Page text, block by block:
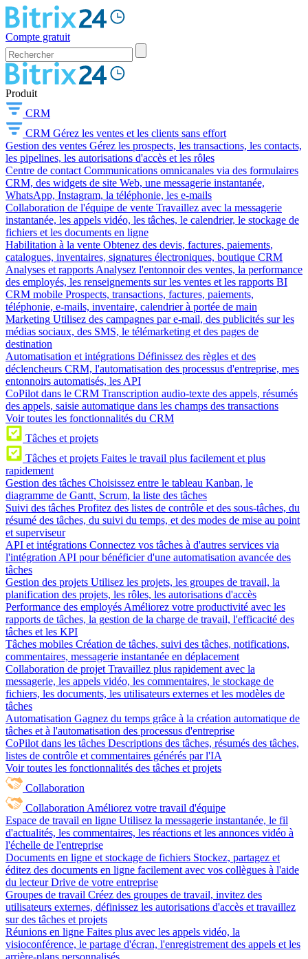
Compte gratuit
Produit
CRM
CRM Gérez les ventes et les clients sans effort
Gestion des ventes Gérez les prospects, les transactions, les contacts,
les pipelines, les autorisations d'accès et les rôles
Centre de contact Communications omnicanales via des formulaires
CRM, des widgets de site Web, une messagerie instantanée,
WhatsApp, Instagram, la téléphonie, les e-mails
Collaboration de l'équipe de vente Travaillez avec la messagerie
instantanée, les appels vidéo, les tâches, le calendrier, le stockage de
fichiers et les documents en ligne
Habilitation à la vente Obtenez des devis, factures, paiements,
catalogues, inventaires, signatures électroniques, boutique CRM
Analyses et rapports Analysez l'entonnoir des ventes, la performance
des employés, les renseignements sur les ventes et les rapports BI
CRM mobile Prospects, transactions, factures, paiements,
téléphonie, e-mails, inventaire, calendrier à portée de main
Marketing Utilisez des campagnes par e-mail, des publicités sur les
médias sociaux, des SMS, le télémarketing et des pages de
destination
Automatisation et intégrations Définissez des règles et des
déclencheurs CRM, l'automatisation des processus d'entreprise, mes
entonnoirs automatisés, les API
CoPilot dans le CRM Transcription audio-texte des appels, résumés
des appels, saisie automatique dans les champs des transactions
Voir toutes les fonctionnalités du CRM
Tâches et projets
Tâches et projets Faites le travail plus facilement et plus
rapidement
Gestion des tâches Choisissez entre le tableau Kanban, le
diagramme de Gantt, Scrum, la liste des tâches
Suivi des tâches Profitez des listes de contrôle et des sous-tâches, du
résumé des tâches, du suivi du temps, et des modes de mise au point
et superviseur
API et intégrations Connectez vos tâches à d'autres services via
l'intégration API pour bénéficier d'une automatisation avancée des
tâches
Gestion des projets Utilisez les projets, les groupes de travail, la
planification des projets, les rôles, les autorisations d'accès
Performance des employés Améliorez votre productivité avec les
rapports de tâches, la gestion de la charge de travail, l'efficacité des
tâches et les KPI
Tâches mobiles Création de tâches, suivi des tâches, notifications,
commentaires, messagerie instantanée en déplacement
Collaboration de projet Travaillez plus rapidement avec la
messagerie, les appels vidéo, les commentaires, le stockage de
fichiers, les documents, les utilisateurs externes et les modèles de
tâches
Automatisation Gagnez du temps grâce à la création automatique de
tâches et à l'automatisation des processus d'entreprise
CoPilot dans les tâches Descriptions des tâches, résumés des tâches,
listes de contrôle et commentaires générés par l'IA
Voir toutes les fonctionnalités des tâches et projets
Collaboration
Collaboration Améliorez votre travail d'équipe
Espace de travail en ligne Utilisez la messagerie instantanée, le fil
d'actualités, les commentaires, les réactions et les annonces vidéo à
l'échelle de l'entreprise
Documents en ligne et stockage de fichiers Stockez, partagez et
éditez des documents en ligne facilement avec vos collègues à l'aide
du lecteur Drive de votre entreprise
Groupes de travail Créez des groupes de travail, invitez des
utilisateurs externes, définissez les autorisations d'accès et travaillez
sur des tâches et projets
Réunions en ligne Faites plus avec les appels vidéo, la
visioconférence, le partage d'écran, l'enregistrement des appels et les
arrière-plans personnalisés